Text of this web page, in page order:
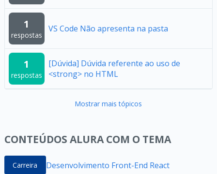
1
respostas
VS Code Não apresenta na pasta
1
respostas
[Dúvida] Dúvida referente ao uso de
<strong> no HTML
Mostrar mais tópicos
CONTEÚDOS ALURA COM O TEMA
Carreira Desenvolvimento Front-End React